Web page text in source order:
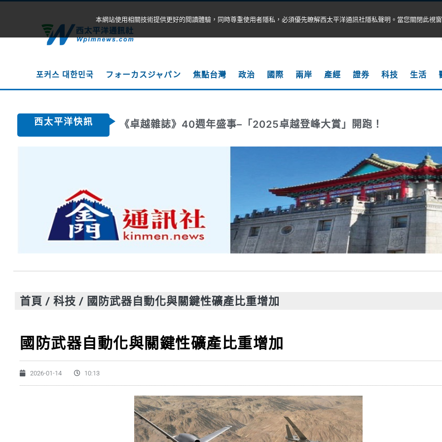
포커스 대한민국 フォーカスジャパン 焦點台灣 政治 國際 兩岸 產經 證券 科技 生活
西太平洋快訊 《卓越雜誌》40週年盛事–「2025卓越登峰大賞」開跑！
首頁 / 科技 / 國防武器自動化與關鍵性礦產比重增加
國防武器自動化與關鍵性礦產比重增加
2026-01-14 10:13
本網站使用相關技術提供更好的閱讀體驗，同時尊重使用者隱私，必須優先瞭解西太平洋通訊社隱私聲明。當您關閉此視